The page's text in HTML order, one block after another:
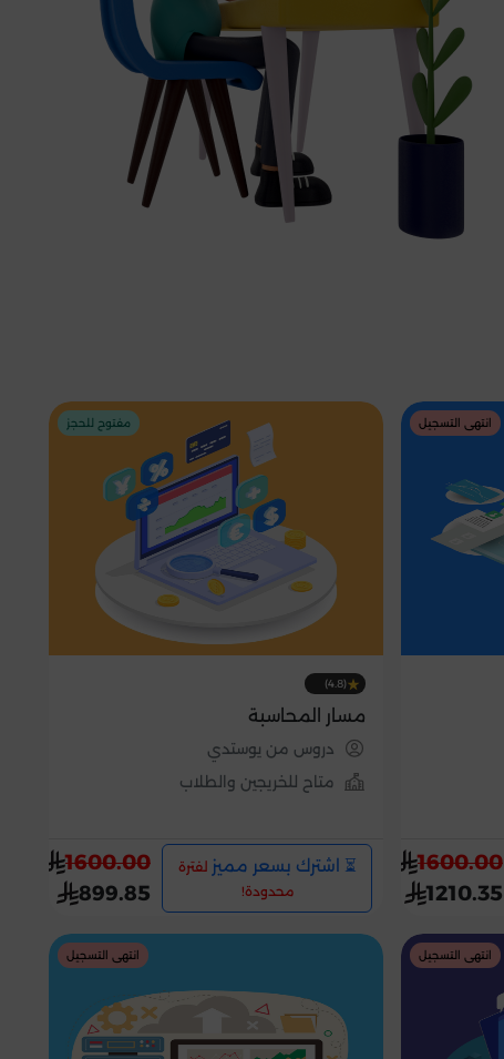
انتهى التسجيل
1600.00
1210.35
مفتوح للحجز
(4.8)
مسار المحاسبة
دروس من يوستدي
متاح للخريجين والطلاب
⏳ اشترك بسعر مميزلفترة
محدودة!
1600.00
899.85
انتهى التسجيل انتهى التسجيل